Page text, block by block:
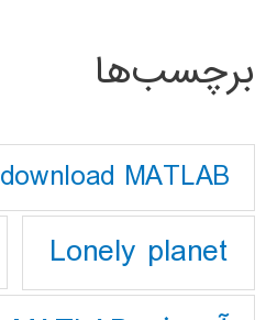
برچسب‌ها
download MATLAB
Lonely planet